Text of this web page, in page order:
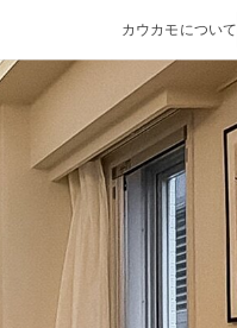
カウカモについて